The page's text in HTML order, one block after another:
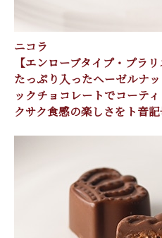
ニコラ
【エンローブタイプ・プラリ
たっぷり入ったヘーゼルナ
ックチョコレートでコーテ
クサク食感の楽しさをト音記